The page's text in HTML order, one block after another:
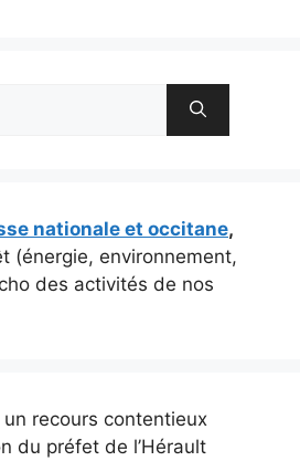
nationale et occitane,
(énergie, environnement,
des activités de nos
recours contentieux
du préfet de l’Hérault